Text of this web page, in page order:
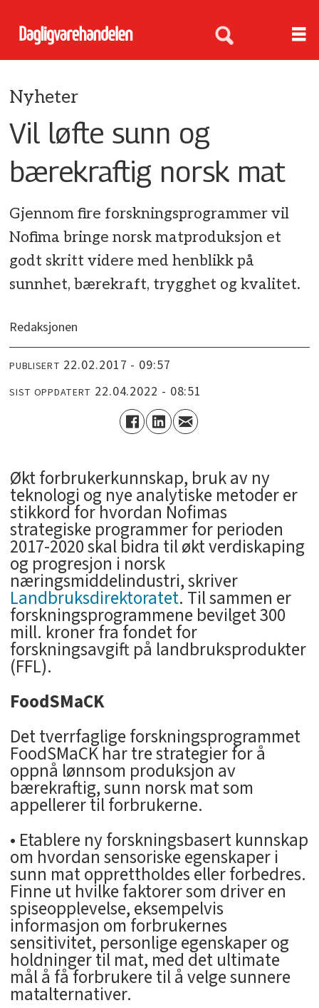
Nyheter
Vil løfte sunn og
bærekraftig norsk mat
Gjennom fire forskningsprogrammer vil
Nofima bringe norsk matproduksjon et
godt skritt videre med henblikk på
sunnhet, bærekraft, trygghet og kvalitet.
Redaksjonen
PUBLISERT 22.02.2017 - 09:57
SIST OPPDATERT 22.04.2022 - 08:51
Økt forbrukerkunnskap, bruk av ny
teknologi og nye analytiske metoder er
stikkord for hvordan Nofimas
strategiske programmer for perioden
2017-2020 skal bidra til økt verdiskaping
og progresjon i norsk
næringsmiddelindustri, skriver
Landbruksdirektoratet. Til sammen er
forskningsprogrammene bevilget 300
mill. kroner fra fondet for
forskningsavgift på landbruksprodukter
(FFL).
FoodSMaCK
Det tverrfaglige forskningsprogrammet
FoodSMaCK har tre strategier for å
oppnå lønnsom produksjon av
bærekraftig, sunn norsk mat som
appellerer til forbrukerne.
• Etablere ny forskningsbasert kunnskap
om hvordan sensoriske egenskaper i
sunn mat opprettholdes eller forbedres.
Finne ut hvilke faktorer som driver en
spiseopplevelse, eksempelvis
informasjon om forbrukernes
sensitivitet, personlige egenskaper og
holdninger til mat, med det ultimate
mål å få forbrukere til å velge sunnere
matalternativer.